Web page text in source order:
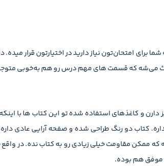
برای امتحان‌تون نیاز دارید در اختیارتون قرار
باعث می‌شه که قسمت‌ های مهم درس رو هم به‌خوبی
و کاغذهای استفاده شده تو این کتاب ها با
کتاب دو رنگ طراحی شده و صفحه آرایی عادی
ممکن مقاومت خیلی زیادی رو به کتاب نده. در واقع
موفق هم بوده.